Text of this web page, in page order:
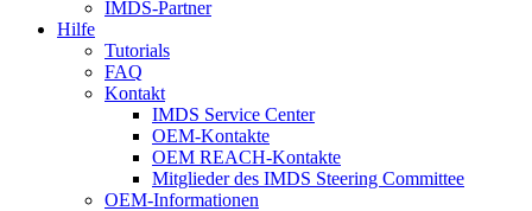
IMDS-Partner
Hilfe
Tutorials
FAQ
Kontakt
IMDS Service Center
OEM-Kontakte
OEM REACH-Kontakte
Mitglieder des IMDS Steering Committee
OEM-Informationen